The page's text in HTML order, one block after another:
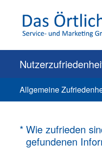
Allgemeine
* Wie zufrieden
gefundenen
(Erforderlich.)